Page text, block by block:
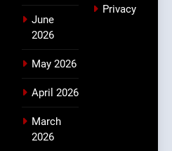
June
2026
May 2026
April 2026
March
2026
Privacy